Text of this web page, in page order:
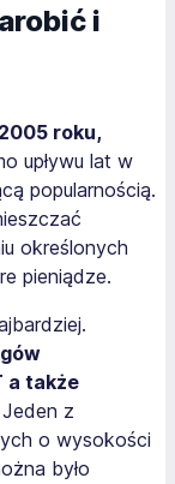
i
roku,
upływu lat w
popularnością.
określonych
pieniądze.
a także
Jeden z
o wysokości
było